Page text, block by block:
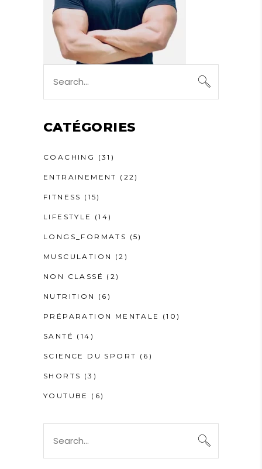
for:
CATÉGORIES
COACHING (31)
ENTRAINEMENT (22)
FITNESS (15)
LIFESTYLE (14)
LONGS_FORMATS (5)
MUSCULATION (2)
NON CLASSÉ (2)
NUTRITION (6)
PRÉPARATION MENTALE (10)
SANTÉ (14)
SCIENCE DU SPORT (6)
SHORTS (3)
YOUTUBE (6)
for: